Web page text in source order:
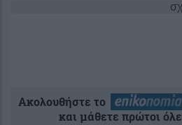
Ακολουθήστε το
και μάθετε πρώτοι